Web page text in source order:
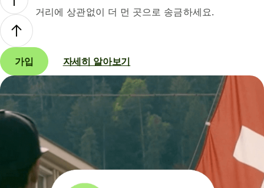
거리에 상관없이 더 먼 곳으로 송금하세요.
가입 자세히 알아보기